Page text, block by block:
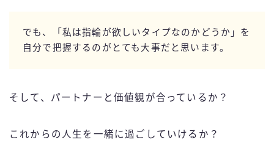
でも、「私は指輪が欲しいタイプなのかどうか」を
自分で把握するのがとても大事だと思います。
そして、パートナーと価値観が合っているか？
これからの人生を一緒に過ごしていけるか？